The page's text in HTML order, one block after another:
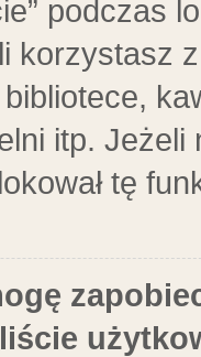
podczas
korzystasz
itp.
tę